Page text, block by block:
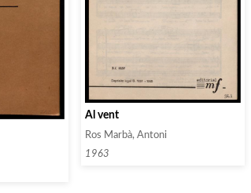
Al vent
Ros Marbà, Antoni
1963